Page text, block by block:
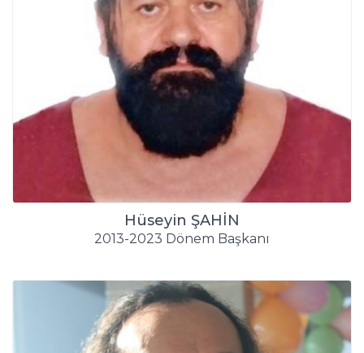
Hüseyin ŞAHİN
2013-2023 Dönem Başkanı